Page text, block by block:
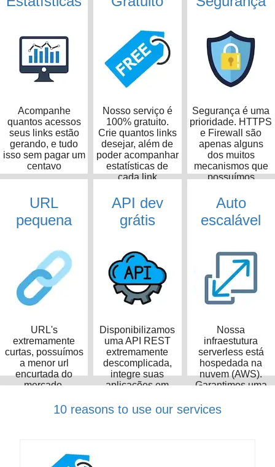
Acompanhe
quantos acessos
seus links estão
gerando, e tudo
isso sem pagar um
centavo
Nosso serviço é
100% gratuito.
Crie quantos links
desejar, além de
poder acompanhar
estatísticas de
cada link
Segurança é uma
prioridade. HTTPS
e Firewall são
apenas alguns
dos muitos
mecanismos que
possuímos
URL
pequena
URL's
extremamente
curtas, possuímos
a menor url
encurtada do
mercado,
14 caracteres
API dev
grátis
Disponibilizamos
uma API REST
extremamente
descomplicada,
integre suas
aplicações em
Auto
escalável
Nossa
infraestutura
serverless está
hospedada na
nuvem (AWS).
Garantimos uma
disponibilidade de
10 reasons to use our services